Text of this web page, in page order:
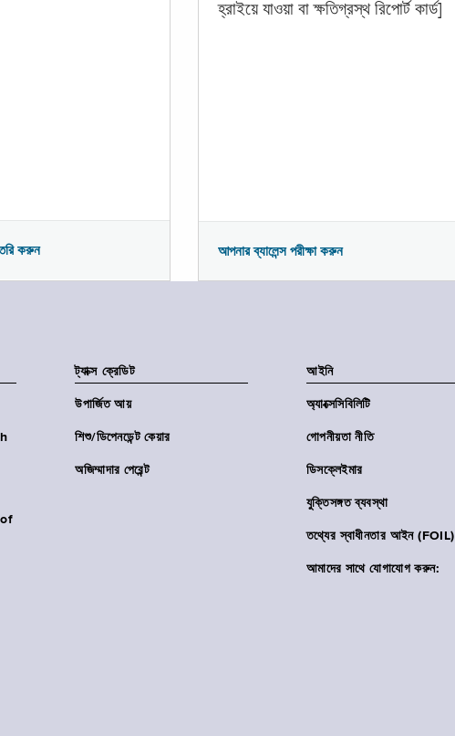
করুন
হ্রাইয়ে যাওয়া বা ক্ষতিগ্রস্থ রিপোর্ট কার্ড]
আপনার ব্যালেন্স পরীক্ষা করুন
of
ট্যাক্স ক্রেডিট
উপার্জিত আয়
শিশু/ডিপেনডেন্ট কেয়ার
অজিম্মাদার পেরেন্ট
আইনি
অ্যাক্সেসিবিলিটি
গোপনীয়তা নীতি
ডিসক্লেইমার
যুক্তিসঙ্গত ব্যবস্থা
তথ্যের স্বাধীনতার আইন (FOIL)
আমাদের সাথে যোগাযোগ করুন: